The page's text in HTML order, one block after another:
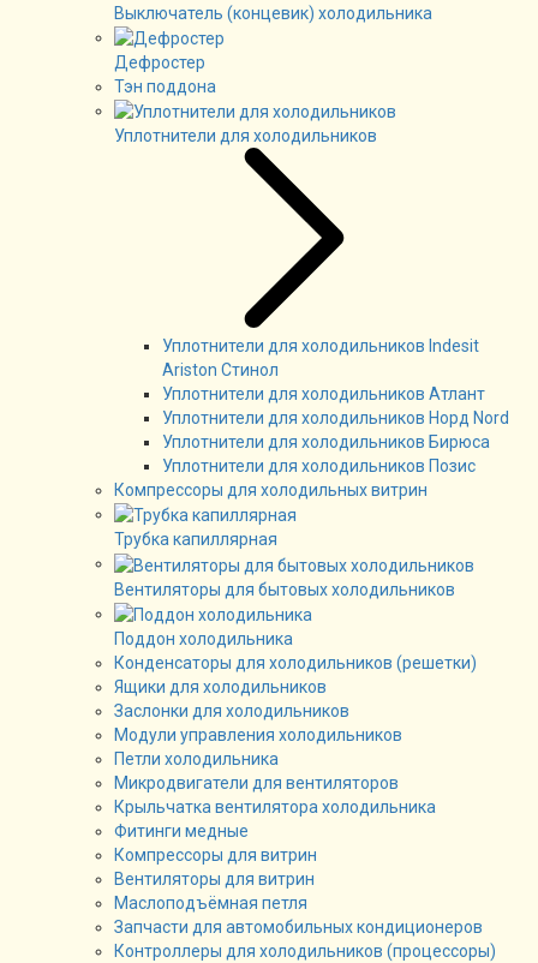
Выключатель (концевик) холодильника
Дефростер
Тэн поддона
Уплотнители для холодильников
Уплотнители для холодильников Indesit
Ariston Стинол
Уплотнители для холодильников Атлант
Уплотнители для холодильников Норд Nord
Уплотнители для холодильников Бирюса
Уплотнители для холодильников Позис
Компрессоры для холодильных витрин
Трубка капиллярная
Вентиляторы для бытовых холодильников
Поддон холодильника
Конденсаторы для холодильников (решетки)
Ящики для холодильников
Заслонки для холодильников
Модули управления холодильников
Петли холодильника
Микродвигатели для вентиляторов
Крыльчатка вентилятора холодильника
Фитинги медные
Компрессоры для витрин
Вентиляторы для витрин
Маслоподъёмная петля
Запчасти для автомобильных кондиционеров
Контроллеры для холодильников (процессоры)